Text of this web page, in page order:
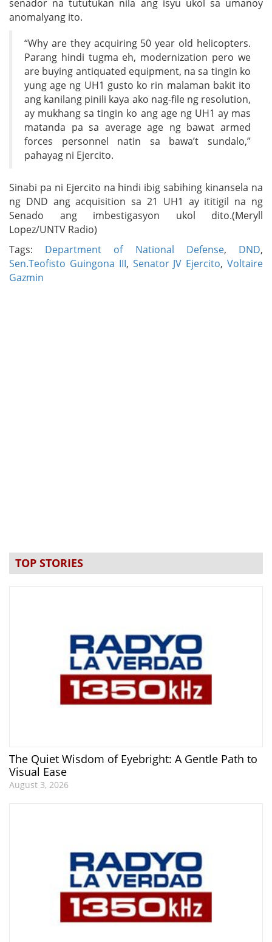
senador na tututukan nila ang isyu ukol sa umanoy
anomalyang ito.
“Why are they acquiring 50 year old helicopters.
Parang hindi tugma eh, modernization pero we
are buying antiquated equipment, na sa tingin ko
yung age ng UH1 gusto ko rin malaman bakit ito
ang kanilang pinili kaya ako nag-file ng resolution,
ay mukhang sa tingin ko ang age ng UH1 ay mas
matanda pa sa average age ng bawat armed
forces personnel natin sa bawa’t sundalo,”
pahayag ni Ejercito.
Sinabi pa ni Ejercito na hindi ibig sabihing kinansela na
ng DND ang acquisition sa 21 UH1 ay ititigil na ng
Senado ang imbestigasyon ukol dito.(Meryll
Lopez/UNTV Radio)
Tags: Department of National Defense, DND,
Sen.Teofisto Guingona III, Senator JV Ejercito,Voltaire
Gazmin
TOP STORIES
The Quiet Wisdom of Eyebright: A Gentle Path to
Visual Ease
August 3, 2026